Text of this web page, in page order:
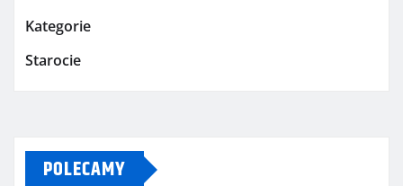
Kategorie
Starocie
POLECAMY